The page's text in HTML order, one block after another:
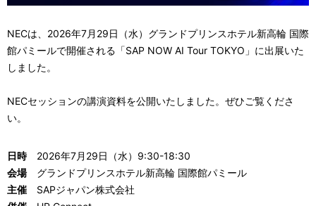
ー
シ
ョ
ン
NECは、2026年7月29日（水）グランドプリンスホテル新高輪 国際
館パミールで開催される「SAP NOW AI Tour TOKYO」に出展いた
しました。
NECセッションの講演資料を公開いたしました。ぜひご覧くださ
い。
日時2026年7月29日（水）9:30-18:30
会場グランドプリンスホテル新高輪 国際館パミール
主催 SAPジャパン株式会社